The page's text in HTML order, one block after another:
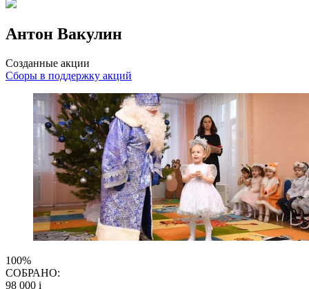
Антон Вакулин
Созданные акции
Сборы в поддержку акций
100%
СОБРАНО:
98 000 i